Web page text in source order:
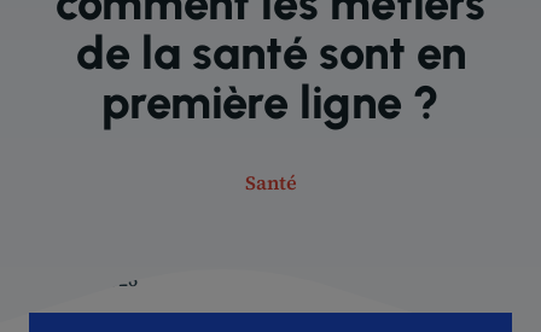
de la santé sont en
première ligne ?
Santé
10 avril 2026